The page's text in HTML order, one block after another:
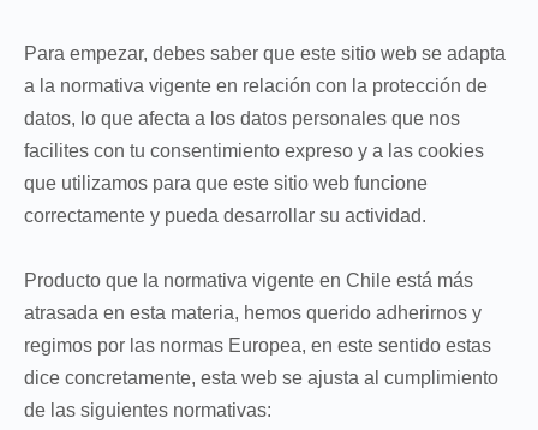
Para empezar, debes saber que este sitio web se adapta
a la normativa vigente en relación con la protección de
datos, lo que afecta a los datos personales que nos
facilites con tu consentimiento expreso y a las cookies
que utilizamos para que este sitio web funcione
correctamente y pueda desarrollar su actividad.
Producto que la normativa vigente en Chile está más
atrasada en esta materia, hemos querido adherirnos y
regimos por las normas Europea, en este sentido estas
dice concretamente, esta web se ajusta al cumplimiento
de las siguientes normativas: